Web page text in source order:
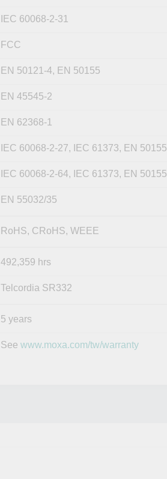
IEC 60068-2-31
FCC
EN 50121-4, EN 50155
EN 45545-2
EN 62368-1
IEC 60068-2-27, IEC 61373, EN 50155
IEC 60068-2-64, IEC 61373, EN 50155
EN 55032/35
RoHS, CRoHS, WEEE
492,359 hrs
Telcordia SR332
5 years
See www.moxa.com/tw/warranty